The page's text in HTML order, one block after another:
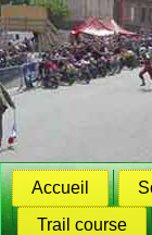
Accueil
Trail course